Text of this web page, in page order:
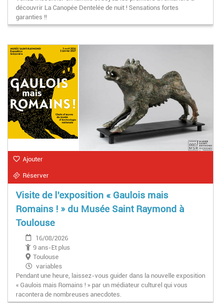
découvrir La Canopée Dentelée de nuit ! Sensations fortes
garanties !!
Ajouter
Réserver
Visite de l’exposition « Gaulois mais
Romains ! » du Musée Saint Raymond à
Toulouse
16/08/2026
9 ans-Et plus
Toulouse
variables
Pendant une heure, laissez-vous guider dans la nouvelle exposition
« Gaulois mais Romains ! » par un médiateur culturel qui vous
racontera de nombreuses anecdotes.